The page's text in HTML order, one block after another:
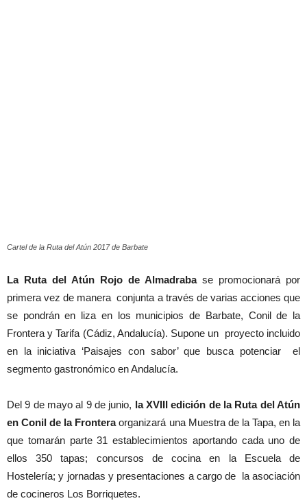
Cartel de la Ruta del Atún 2017 de Barbate
La Ruta del Atún Rojo de Almadrabase promocionará por
primera vez de manera conjunta a través de varias acciones que
se pondrán en liza en los municipios de Barbate, Conil de la
Frontera y Tarifa (Cádiz, Andalucía). Supone un proyecto incluido
en la iniciativa ‘Paisajes con sabor’ que busca potenciar el
segmento gastronómico en Andalucía.
Del 9 de mayo al 9 de junio, la XVIII edición de la Ruta del Atún
en Conil de la Fronteraorganizará una Muestra de la Tapa, en la
que tomarán parte 31 establecimientos aportando cada uno de
ellos 350 tapas; concursos de cocina en la Escuela de
Hostelería; y jornadas y presentaciones a cargo de la asociación
de cocineros Los Borriquetes.